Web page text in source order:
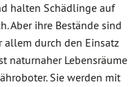
halten Schädlinge auf
Aber ihre Bestände sind
allem durch den Einsatz
naturnaher Lebensräume
Sie werden mit